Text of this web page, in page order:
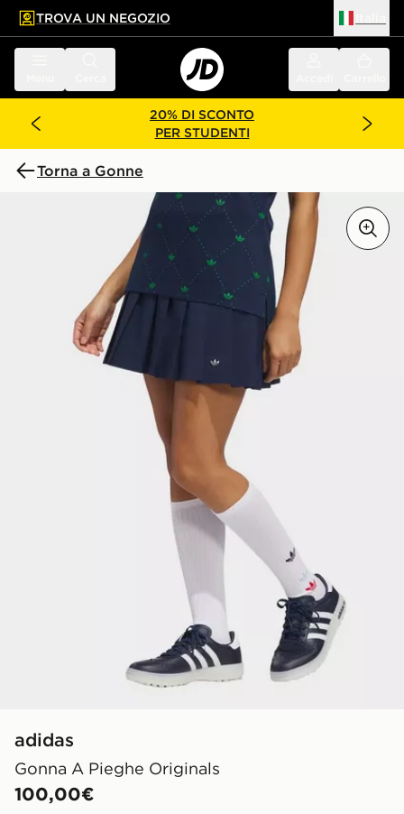
principale
a fondo pagina
TROVA UN NEGOZIO
20% DI SCONTO
PER STUDENTI
Torna a Gonne
adidas
Gonna A Pieghe Originals
100,00€